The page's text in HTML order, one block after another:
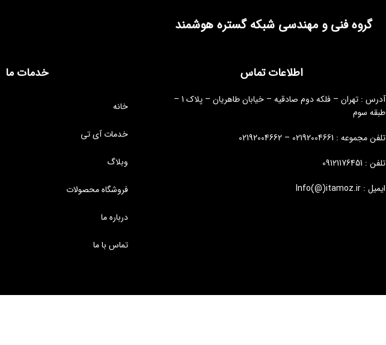
گروه فنی و مهندسی شبکه گستره هوشمند
اطلاعات تماس
آدرس : تهران – فلکه دوم صادقیه – خیابان طاهریان – پلاک 1 –
طبقه سوم
تلفن مجموعه : 02192004661 – 02192004662
تلفن : 09121176451
ایمیل : Info(@)itamoz.ir
خدمات ما
خانه
خدمات آی تی
وبلاگ
فروشگاه محصولات
درباره ما
تماس با ما